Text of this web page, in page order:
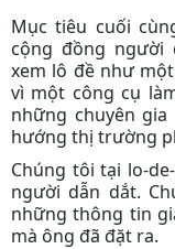
Mục tiêu cuối
cộng đồng người
xem lô đề như
vì một công cụ
những chuyên
hướng thị trường
Chúng tôi tại lo-
người dẫn dắt.
những thông tin
mà ông đã đặt ra.